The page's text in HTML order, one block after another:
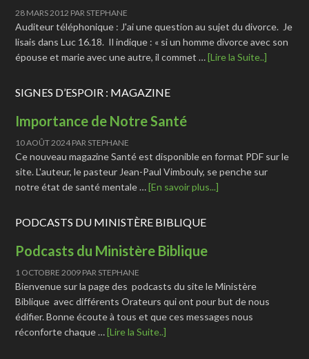
28 MARS 2012 PAR STEPHANE
Auditeur téléphonique : J'ai une question au sujet du divorce. Je
lisais dans Luc 16.18. Il indique : « si un homme divorce avec son
épouse et marie avec une autre, il commet …[Lire la Suite..]
SIGNES D’ESPOIR : MAGAZINE
Importance de Notre Santé
10 AOÛT 2024PAR STEPHANE
Ce nouveau magazine Santé est disponible en format PDF sur le
site. L'auteur, le pasteur Jean-Paul Vimbouly, se penche sur
notre état de santé mentale …[En savoir plus...]
PODCASTS DU MINISTÈRE BIBLIQUE
Podcasts du Ministère Biblique
1 OCTOBRE 2009 PAR STEPHANE
Bienvenue sur la page des podcasts du site le Ministère
Biblique avec différents Orateurs qui ont pour but de nous
édifier. Bonne écoute à tous et que ces messages nous
réconforte chaque …[Lire la Suite..]